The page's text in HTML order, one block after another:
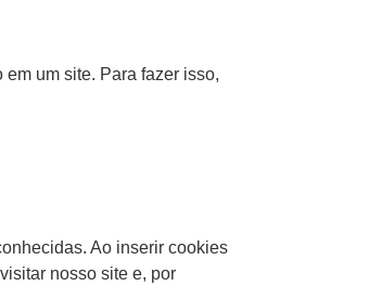
um site. Para fazer isso,
Ao inserir cookies
nosso site e, por